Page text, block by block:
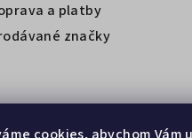
a platby
značky